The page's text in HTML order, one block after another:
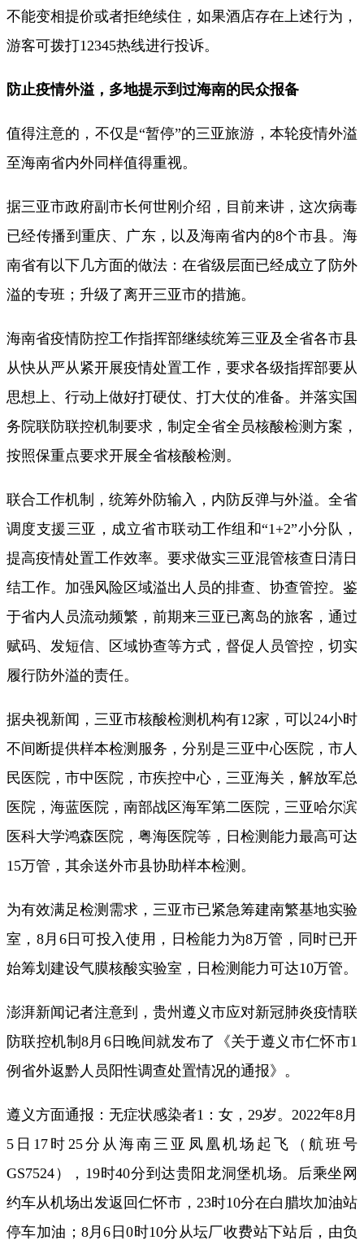
不能变相提价或者拒绝续住，如果酒店存在上述行为，
游客可拨打12345热线进行投诉。
防止疫情外溢，多地提示到过海南的民众报备
值得注意的，不仅是“暂停”的三亚旅游，本轮疫情外溢
至海南省内外同样值得重视。
据三亚市政府副市长何世刚介绍，目前来讲，这次病毒
已经传播到重庆、广东，以及海南省内的8个市县。海
南省有以下几方面的做法：在省级层面已经成立了防外
溢的专班；升级了离开三亚市的措施。
海南省疫情防控工作指挥部继续统筹三亚及全省各市县
从快从严从紧开展疫情处置工作，要求各级指挥部要从
思想上、行动上做好打硬仗、打大仗的准备。并落实国
务院联防联控机制要求，制定全省全员核酸检测方案，
按照保重点要求开展全省核酸检测。
联合工作机制，统筹外防输入，内防反弹与外溢。全省
调度支援三亚，成立省市联动工作组和“1+2”小分队，
提高疫情处置工作效率。要求做实三亚混管核查日清日
结工作。加强风险区域溢出人员的排查、协查管控。鉴
于省内人员流动频繁，前期来三亚已离岛的旅客，通过
赋码、发短信、区域协查等方式，督促人员管控，切实
履行防外溢的责任。
据央视新闻，三亚市核酸检测机构有12家，可以24小时
不间断提供样本检测服务，分别是三亚中心医院，市人
民医院，市中医院，市疾控中心，三亚海关，解放军总
医院，海蓝医院，南部战区海军第二医院，三亚哈尔滨
医科大学鸿森医院，粤海医院等，日检测能力最高可达
15万管，其余送外市县协助样本检测。
为有效满足检测需求，三亚市已紧急筹建南繁基地实验
室，8月6日可投入使用，日检能力为8万管，同时已开
始筹划建设气膜核酸实验室，日检测能力可达10万管。
澎湃新闻记者注意到，贵州遵义市应对新冠肺炎疫情联
防联控机制8月6日晚间就发布了《关于遵义市仁怀市1
例省外返黔人员阳性调查处置情况的通报》。
遵义方面通报：无症状感染者1：女，29岁。2022年8月
5日17时25分从海南三亚凤凰机场起飞（航班号
GS7524），19时40分到达贵阳龙洞堡机场。后乘坐网
约车从机场出发返回仁怀市，23时10分在白腊坎加油站
停车加油；8月6日0时10分从坛厂收费站下站后，由负